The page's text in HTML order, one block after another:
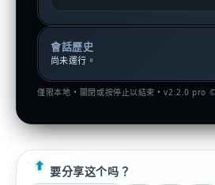
會話歷史
尚未運行。
僅限本地 • 關閉或按停止以結束 • v2.2.0 pro
要分享这个吗？